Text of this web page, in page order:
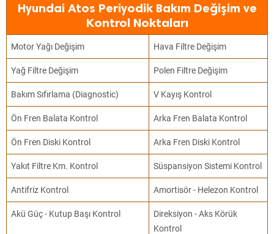
Hyundai Atos Periyodik Bakım Değişim ve
Kontrol Noktaları
Motor Yağı Değişim Hava Filtre Değişim
Yağ Filtre Değişim Polen Filtre Değişim
Bakım Sıfırlama (Diagnostic) V Kayış Kontrol
Ön Fren Balata Kontrol Arka Fren Balata Kontrol
Ön Fren Diski Kontrol Arka Fren Diski Kontrol
Yakıt Filtre Km. Kontrol Süspansiyon Sistemi Kontrol
Antifriz Kontrol Amortisör - Helezon Kontrol
Akü Güç - Kutup Başı Kontrol
Direksiyon - Aks Körük
Kontrol